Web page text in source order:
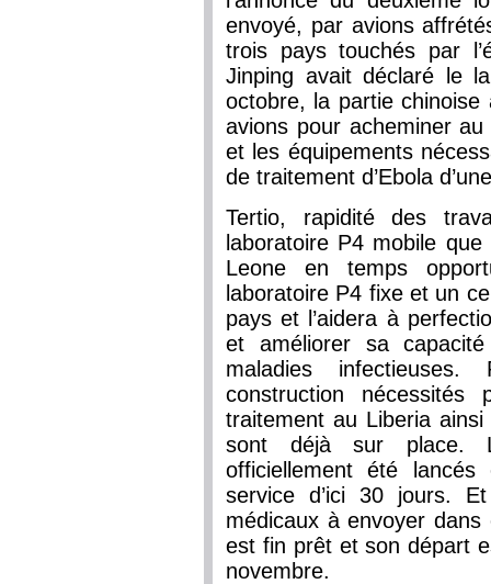
envoyé, par avions
trois pays touchés par
Jinping avait déclaré le
octobre, la partie
avions pour acheminer
et les équipements
de traitement d’Ebola
Tertio, rapidité des
laboratoire P4 mobile
Leone en temps
laboratoire P4 fixe et un
pays et l’aidera à
et améliorer sa
maladies
construction
traitement au Liberia
sont déjà sur place.
officiellement été
service d’ici 30 jours.
médicaux à envoyer
est fin prêt et son départ
novembre.